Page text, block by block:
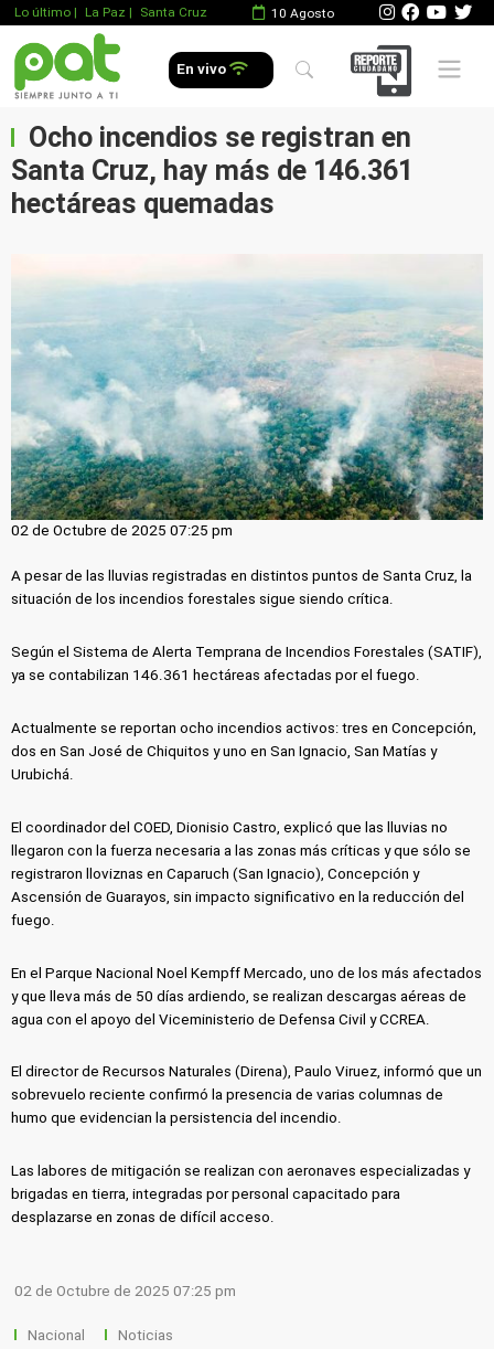
Lo último | La Paz | Santa Cruz 10 Agosto
En vivo Mobile
Ocho incendios se registran en
Santa Cruz, hay más de 146.361
hectáreas quemadas
02 de Octubre de 2025 07:25 pm
A pesar de las lluvias registradas en distintos puntos de Santa Cruz, la
situación de los incendios forestales sigue siendo crítica.
Según el Sistema de Alerta Temprana de Incendios Forestales (SATIF),
ya se contabilizan 146.361 hectáreas afectadas por el fuego.
Actualmente se reportan ocho incendios activos: tres en Concepción,
dos en San José de Chiquitos y uno en San Ignacio, San Matías y
Urubichá.
El coordinador del COED, Dionisio Castro, explicó que las lluvias no
llegaron con la fuerza necesaria a las zonas más críticas y que sólo se
registraron lloviznas en Caparuch (San Ignacio), Concepción y
Ascensión de Guarayos, sin impacto significativo en la reducción del
fuego.
En el Parque Nacional Noel Kempff Mercado, uno de los más afectados
y que lleva más de 50 días ardiendo, se realizan descargas aéreas de
agua con el apoyo del Viceministerio de Defensa Civil y CCREA.
El director de Recursos Naturales (Direna), Paulo Viruez, informó que un
sobrevuelo reciente confirmó la presencia de varias columnas de
humo que evidencian la persistencia del incendio.
Las labores de mitigación se realizan con aeronaves especializadas y
brigadas en tierra, integradas por personal capacitado para
desplazarse en zonas de difícil acceso.
02 de Octubre de 2025 07:25 pm
Nacional Noticias